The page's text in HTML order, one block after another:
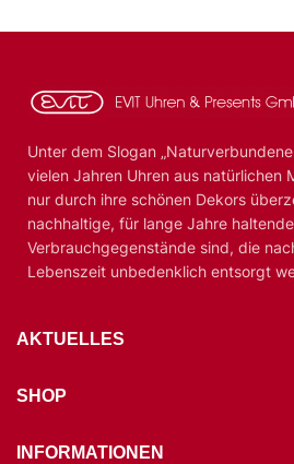
Unter dem Slogan
vielen Jahren Uhren aus natürlichen
nur durch ihre schönen Dekors
nachhaltige, für lange Jahre haltende
Verbrauchgegenstände sind, die
Lebenszeit unbedenklich entsorgt
AKTUELLES
SHOP
INFORMATIONEN